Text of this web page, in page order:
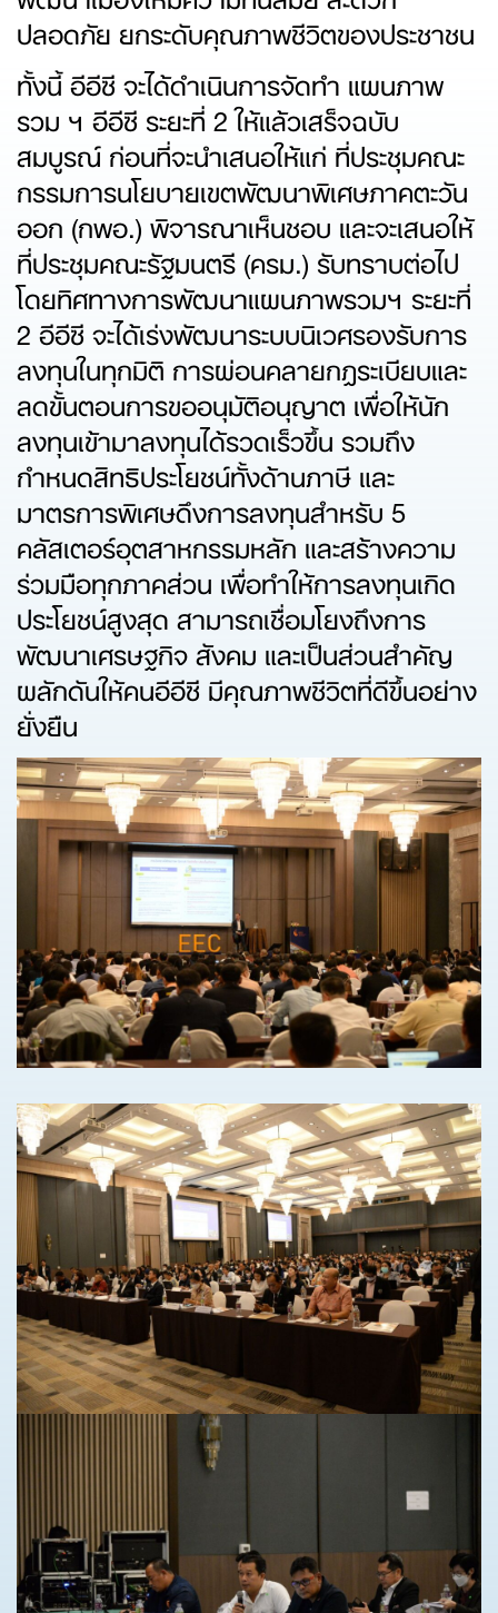
ปลอดภัย ยกระดับคุณภาพชีวิตของประชาชน
ทั้งนี้ อีอีซี จะได้ดำเนินการจัดทำ แผนภาพ
รวม ฯ อีอีซี ระยะที่ 2 ให้แล้วเสร็จฉบับ
สมบูรณ์ ก่อนที่จะนำเสนอให้แก่ ที่ประชุมคณะ
กรรมการนโยบายเขตพัฒนาพิเศษภาคตะวัน
ออก (กพอ.) พิจารณาเห็นชอบ และจะเสนอให้
ที่ประชุมคณะรัฐมนตรี (ครม.) รับทราบต่อไป
โดยทิศทางการพัฒนาแผนภาพรวมฯ ระยะที่
2 อีอีซี จะได้เร่งพัฒนาระบบนิเวศรองรับการ
ลงทุนในทุกมิติ การผ่อนคลายกฎระเบียบและ
ลดขั้นตอนการขออนุมัติอนุญาต เพื่อให้นัก
ลงทุนเข้ามาลงทุนได้รวดเร็วขึ้น รวมถึง
กำหนดสิทธิประโยชน์ทั้งด้านภาษี และ
มาตรการพิเศษดึงการลงทุนสำหรับ 5
คลัสเตอร์อุตสาหกรรมหลัก และสร้างความ
ร่วมมือทุกภาคส่วน เพื่อทำให้การลงทุนเกิด
ประโยชน์สูงสุด สามารถเชื่อมโยงถึงการ
พัฒนาเศรษฐกิจ สังคม และเป็นส่วนสำคัญ
ผลักดันให้คนอีอีซี มีคุณภาพชีวิตที่ดีขึ้นอย่าง
ยั่งยืน